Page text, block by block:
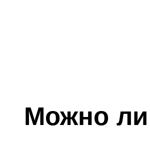
Можно ли